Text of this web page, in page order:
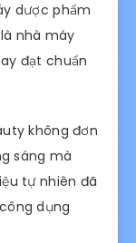
dược phẩm
nhà máy
đạt chuẩn
không đơn
sáng mà
tự nhiên đã
dụng